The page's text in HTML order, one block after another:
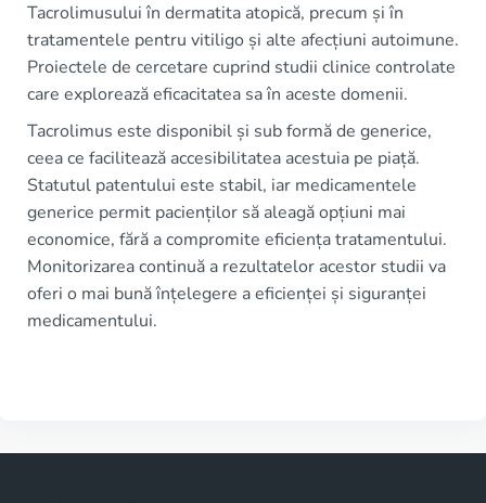
Tacrolimusului în dermatita atopică, precum și în
tratamentele pentru vitiligo și alte afecțiuni autoimune.
Proiectele de cercetare cuprind studii clinice controlate
care explorează eficacitatea sa în aceste domenii.
Tacrolimus este disponibil și sub formă de generice,
ceea ce facilitează accesibilitatea acestuia pe piață.
Statutul patentului este stabil, iar medicamentele
generice permit pacienților să aleagă opțiuni mai
economice, fără a compromite eficiența tratamentului.
Monitorizarea continuă a rezultatelor acestor studii va
oferi o mai bună înțelegere a eficienței și siguranței
medicamentului.